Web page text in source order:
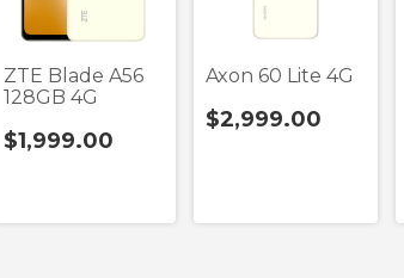
ZTE Blade A56
128GB 4G
$1,999.00
Axon 60 Lite 4G
$2,999.00